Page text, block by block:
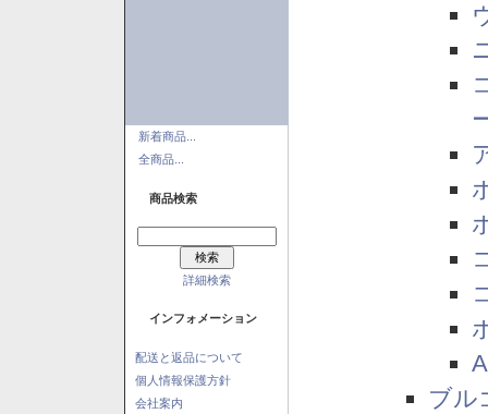
新着商品...
全商品...
商品検索
詳細検索
インフォメーション
配送と返品について
個人情報保護方針
会社案内
ブル